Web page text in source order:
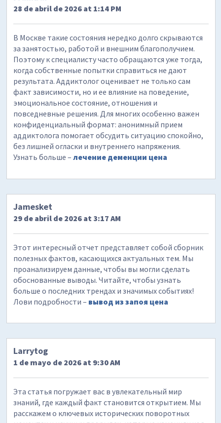
28 de abril de 2026 at 1:14 PM
В Москве такие состояния нередко долго скрываются
за занятостью, работой и внешним благополучием.
Поэтому к специалисту часто обращаются уже тогда,
когда собственные попытки справиться не дают
результата. Аддиктолог оценивает не только сам
факт зависимости, но и ее влияние на поведение,
эмоциональное состояние, отношения и
повседневные решения. Для многих особенно важен
конфиденциальный формат: анонимный прием
аддиктолога помогает обсудить ситуацию спокойно,
без лишней огласки и внутреннего напряжения.
Узнать больше –лечение деменции цена
Jamesket
29 de abril de 2026 at 3:17 AM
Этот интересный отчет представляет собой сборник
полезных фактов, касающихся актуальных тем. Мы
проанализируем данные, чтобы вы могли сделать
обоснованные выводы. Читайте, чтобы узнать
больше о последних трендах и значимых событиях!
Лови подробности – вывод из запоя цена
Larrytog
1 de mayo de 2026 at 9:30 AM
Эта статья погружает вас в увлекательный мир
знаний, где каждый факт становится открытием. Мы
расскажем о ключевых исторических поворотных